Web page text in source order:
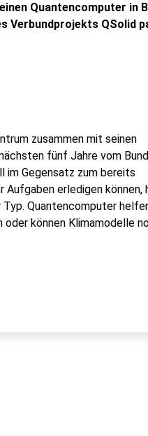
Quantencomputer in
Verbundprojekts QSolid
zusammen mit seinen
fünf Jahre vom
im Gegensatz zum bereits
Aufgaben erledigen können,
Typ. Quantencomputer
können Klimamodelle